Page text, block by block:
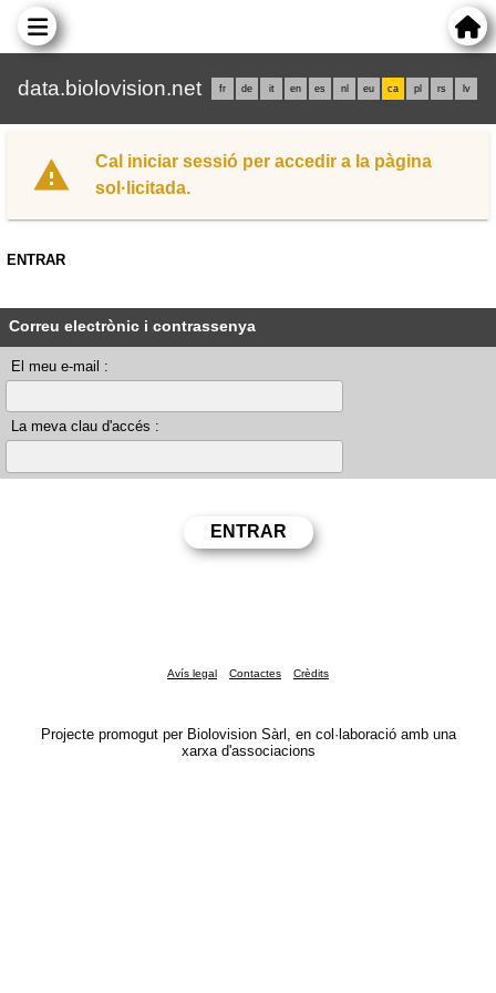
data.biolovision.net fr de it en es nl eu ca pl rs lv
Cal iniciar sessió per accedir a la pàgina
sol·licitada.
ENTRAR
Correu electrònic i contrassenya
El meu e-mail :
La meva clau d'accés :
Avís legal Contactes Crèdits
Projecte promogut per Biolovision Sàrl, en col·laboració amb una
xarxa d'associacions